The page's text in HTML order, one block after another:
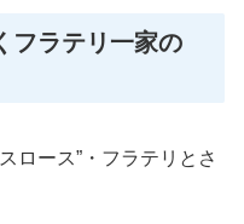
フラテリ一家の
ロース”・フラテリとさ